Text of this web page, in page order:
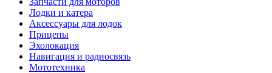
Лодки и катера
Аксессуары для лодок
Прицепы
Эхолокация
Навигация и радиосвязь
Мототехника